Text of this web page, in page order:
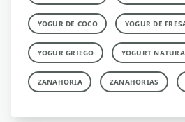
YOGUR DE COCO YOGUR DE
YOGUR GRIEGO YOGURT
ZANAHORIA ZANAHORIAS